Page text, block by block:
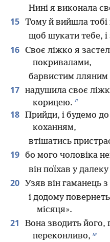
Нині я виконала
15 Тому й вийшла тобі
щоб шукати тебе,
16 Своє ліжко я
покривалами,
барвистим лляним
17 надушила своє
корицею. л
18 Прийди, і будемо
коханням,
втішатись
19 бо мого чоловіка
він поїхав у
20 Узяв він гаманець
і додому
місяця».
21
Вона зводить його,
переконливо, м